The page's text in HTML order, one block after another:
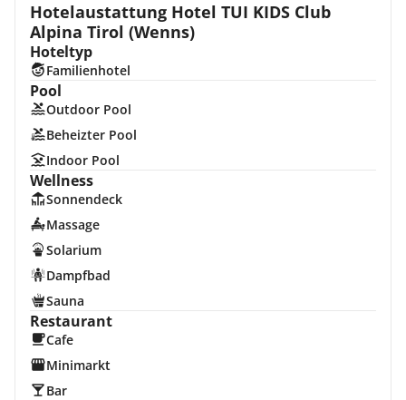
Hotelaustattung Hotel TUI KIDS Club
Alpina Tirol (Wenns)
Hoteltyp
Familienhotel
Pool
Outdoor Pool
Beheizter Pool
Indoor Pool
Wellness
Sonnendeck
Massage
Solarium
Dampfbad
Sauna
Restaurant
Cafe
Minimarkt
Bar